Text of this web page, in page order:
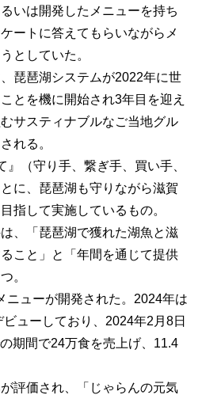
いは開発したメニューを持ち
ートに答えてもらいながらメ
としていた。
琵琶湖システムが2022年に世
とを機に開始され3年目を迎え
サスティナブルなご当地グル
れる。
（守り手、繋ぎ手、買い手、
に、琵琶湖も守りながら滋賀
指して実施しているもの。
、「琵琶湖で獲れた湖魚と滋
こと」と「年間を通じて提供
。
ューが開発された。2024年は
ューしており、2024年2月8日
期間で24万食を売上げ、11.4
評価され、「じゃらんの元気